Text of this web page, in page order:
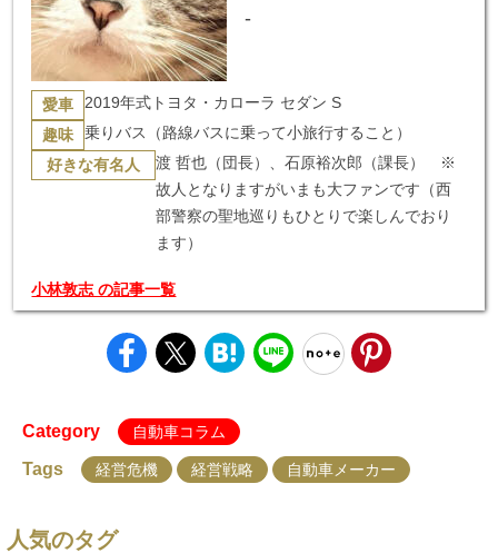
-
愛車 2019年式トヨタ・カローラ セダン S
趣味 乗りバス（路線バスに乗って小旅行すること）
好きな有名人
渡 哲也（団長）、石原裕次郎（課長） ※
故人となりますがいまも大ファンです（西
部警察の聖地巡りもひとりで楽しんでおり
ます）
小林敦志 の記事一覧
Category 自動車コラム
Tags 経営危機 経営戦略 自動車メーカー
人気のタグ